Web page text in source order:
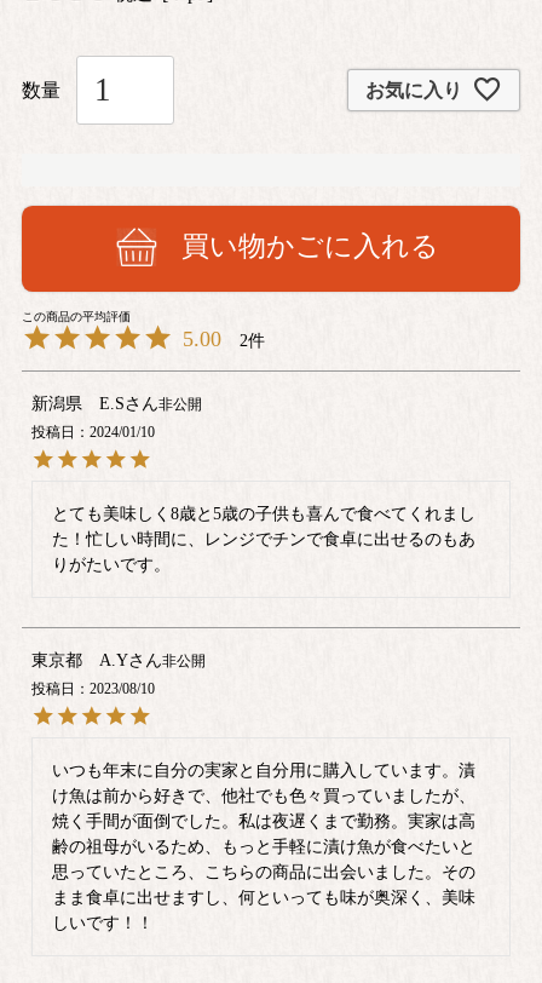
お気に入り
買い物かごに入れる
5.00 2
新潟県 E.S
非公開
投稿日
2024/01/10
とても美味しく8歳と5歳の子供も喜んで食べてくれまし
た！忙しい時間に、レンジでチンで食卓に出せるのもあ
りがたいです。
東京都 A.Y
非公開
投稿日
2023/08/10
いつも年末に自分の実家と自分用に購入しています。漬
け魚は前から好きで、他社でも色々買っていましたが、
焼く手間が面倒でした。私は夜遅くまで勤務。実家は高
齢の祖母がいるため、もっと手軽に漬け魚が食べたいと
思っていたところ、こちらの商品に出会いました。その
まま食卓に出せますし、何といっても味が奥深く、美味
しいです！！